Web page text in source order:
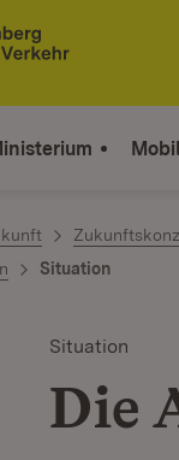
Situation
Situation
Die